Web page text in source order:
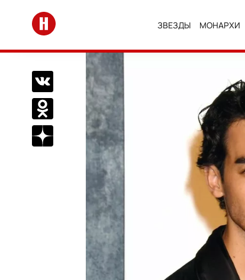
Перейти на главную
ЗВЕЗДЫ МОНАРХИ
Поделиться Вконтакте
Поделиться в Одноклассниках
Подписаться на нас в Дзен